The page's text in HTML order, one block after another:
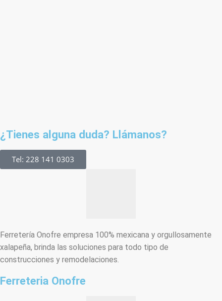
¿Tienes alguna duda? Llámanos?
Tel: 228 141 0303
Ferretería Onofre empresa 100% mexicana y orgullosamente
xalapeña, brinda las soluciones para todo tipo de
construcciones y remodelaciones.
Ferreteria Onofre